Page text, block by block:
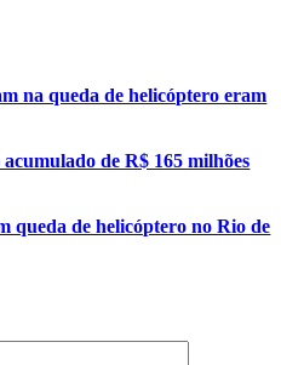
na queda de helicóptero eram
de R$ 165 milhões
queda de helicóptero no Rio de